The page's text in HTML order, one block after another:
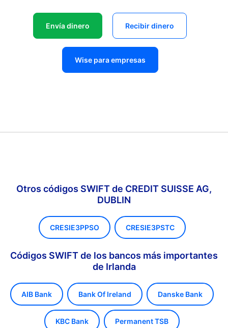
Envía dinero Recibir dinero
Wise para empresas
Otros códigos SWIFT de CREDIT SUISSE AG,
DUBLIN
CRESIE3PPSO CRESIE3PSTC
Códigos SWIFT de los bancos más importantes
de Irlanda
AIB Bank Bank Of Ireland Danske Bank
KBC Bank Permanent TSB